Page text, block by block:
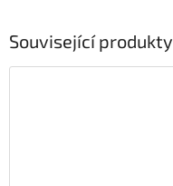
Související produkty